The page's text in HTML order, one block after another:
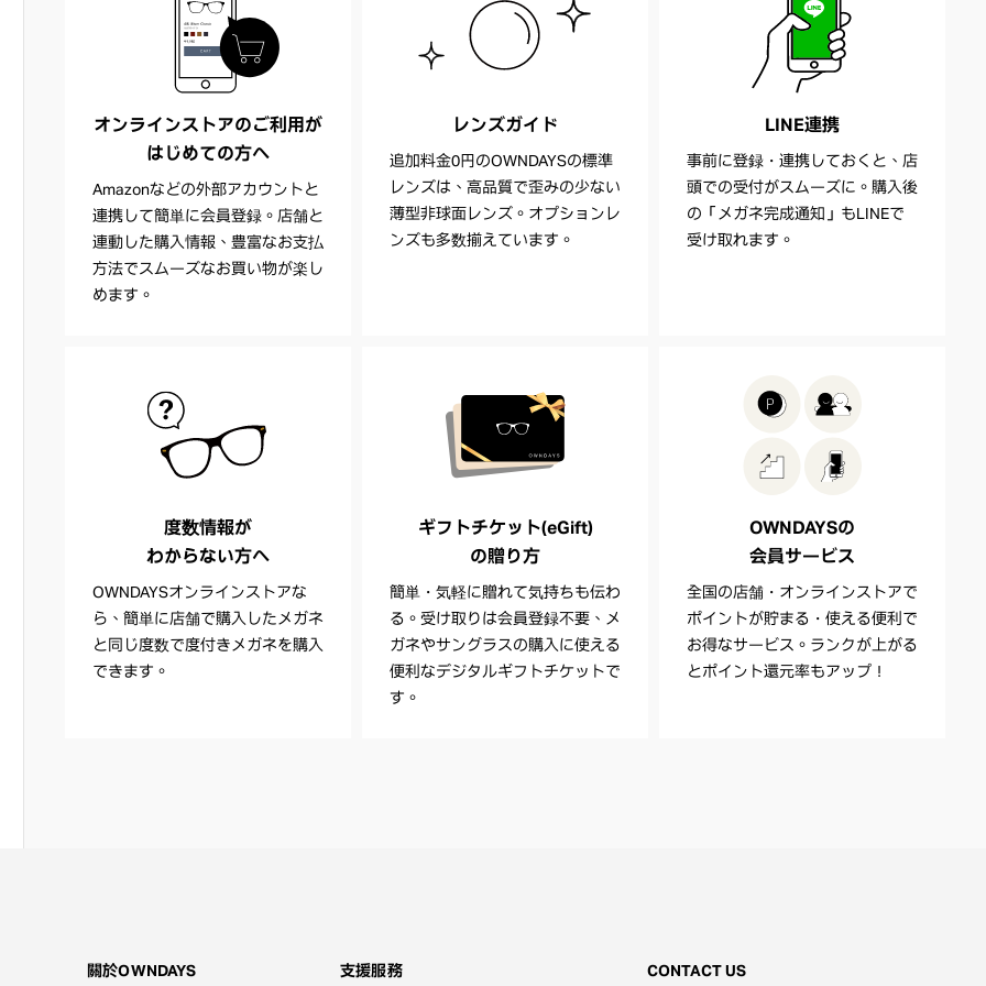
オンラインストアのご利用が
はじめての方へ
Amazonなどの外部アカウントと
連携して簡単に会員登録。店舗と
連動した購入情報、豊富なお支払
方法でスムーズなお買い物が楽し
めます。
レンズガイド
追加料金0円のOWNDAYSの標準
レンズは、高品質で歪みの少ない
薄型非球面レンズ。オプションレ
ンズも多数揃えています。
LINE連携
事前に登録・連携しておくと、店
頭での受付がスムーズに。購入後
の「メガネ完成通知」もLINEで
受け取れます。
度数情報が
わからない方へ
OWNDAYSオンラインストアな
ら、簡単に店舗で購入したメガネ
と同じ度数で度付きメガネを購入
できます。
ギフトチケット(eGift)
の贈り方
簡単・気軽に贈れて気持ちも伝わ
る。受け取りは会員登録不要、メ
ガネやサングラスの購入に使える
便利なデジタルギフトチケットで
す。
OWNDAYSの
会員サービス
全国の店舗・オンラインストアで
ポイントが貯まる・使える便利で
お得なサービス。ランクが上がる
とポイント還元率もアップ！
關於OWNDAYS 支援服務 CONTACT US